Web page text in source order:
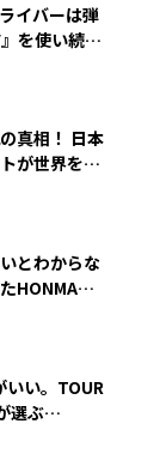
イバーは弾
を使い続け
真相！ 日本
が世界を席
とわからな
HONMA
いい。TOUR
選ぶ